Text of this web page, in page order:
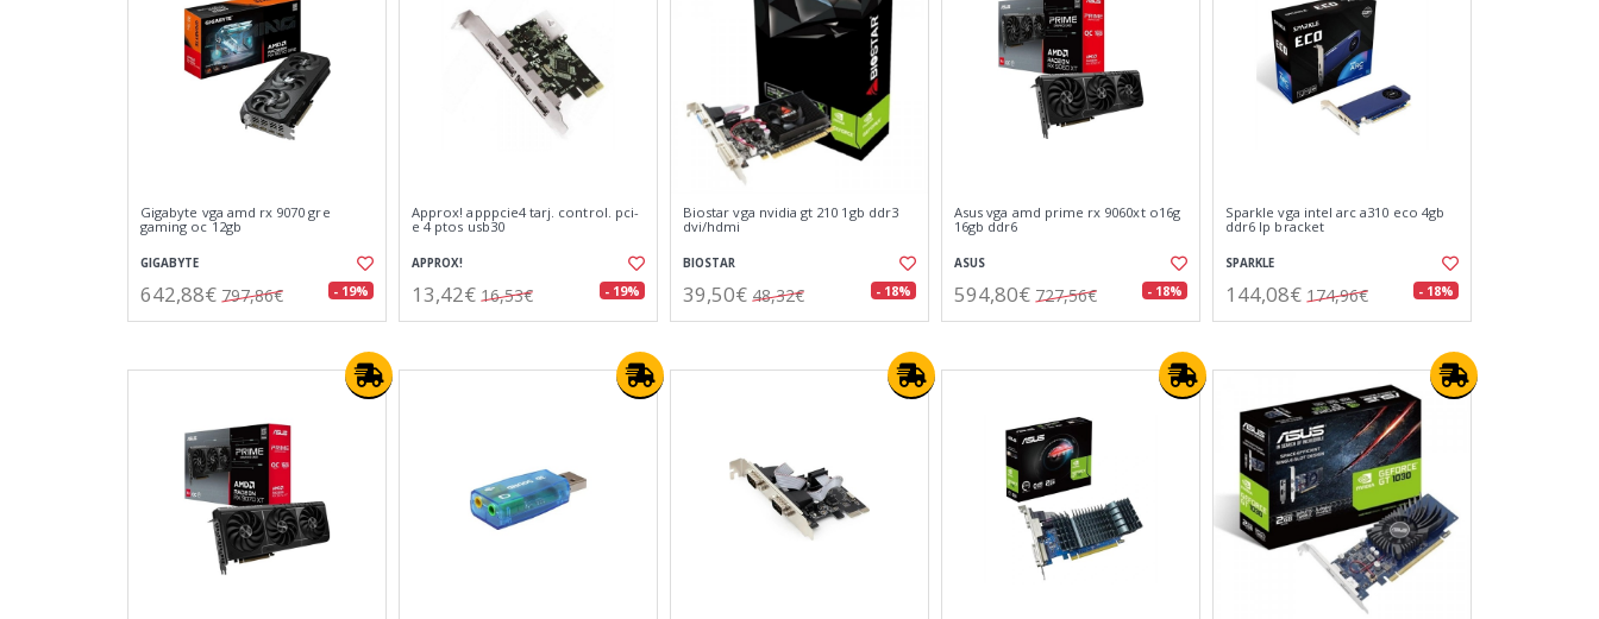
Gigabyte vga amd rx 9070 gre
gaming oc 12gb
GIGABYTE
642,88€ 797,86€ - 19%
Approx! apppcie4 tarj. control. pci-
e 4 ptos usb30
APPROX!
13,42€ 16,53€ - 19%
Biostar vga nvidia gt 210 1gb ddr3
dvi/hdmi
BIOSTAR
39,50€ 48,32€ - 18%
Asus vga amd prime rx 9060xt o16g
16gb ddr6
ASUS
594,80€ 727,56€ - 18%
Sparkle vga intel arc a310 eco 4gb
ddr6 lp bracket
SPARKLE
144,08€ 174,96€ - 18%